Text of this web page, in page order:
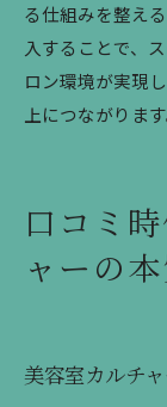
る仕組みを整え
入することで、
ロン環境が実現
上につながります
口コミ
ャーの
美容室カルチ